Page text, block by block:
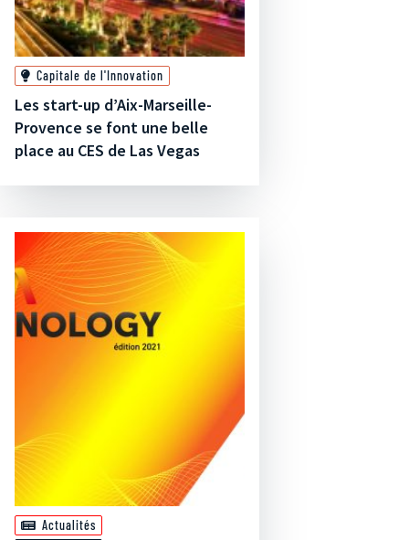
Capitale de l'Innovation
Les start-up d’Aix-Marseille-
Provence se font une belle
place au CES de Las Vegas
Actualités